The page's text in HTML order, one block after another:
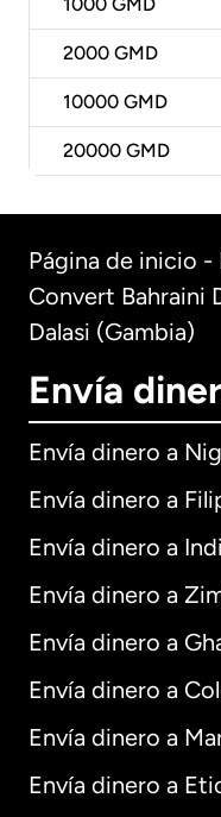
1000 GMD
2000 GMD
10000 GMD
20000 GMD
Página de inicio -
Convert Bahraini
Dalasi (Gambia)
Envía
Envía dinero a
Envía dinero a
Envía dinero a
Envía dinero a
Envía dinero a
Envía dinero a
Envía dinero a
Envía dinero a